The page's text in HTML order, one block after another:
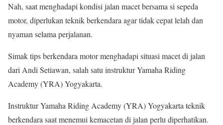
Nah, saat menghadapi kondisi jalan macet bersama si sepeda
motor, diperlukan teknik berkendara agar tidak cepat lelah dan
nyaman selama perjalanan.
Simak tips berkendara motor menghadapi situasi macet di jalan
dari Andi Setiawan, salah satu instruktur Yamaha Riding
Academy (YRA) Yogyakarta.
Instruktur Yamaha Riding Academy (YRA) Yogyakarta teknik
berkendara saat menemui kemacetan di jalan perlu diperhatikan.